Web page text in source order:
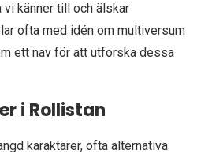
vi känner till och älskar
ofta med idén om multiversum
ett nav för att utforska dessa
i Rollistan
karaktärer, ofta alternativa